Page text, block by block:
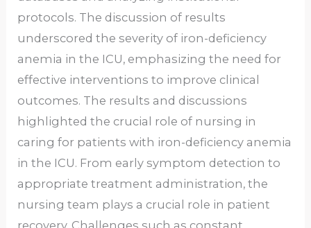
protocols. The discussion of results
underscored the severity of iron-deficiency
anemia in the ICU, emphasizing the need for
effective interventions to improve clinical
outcomes. The results and discussions
highlighted the crucial role of nursing in
caring for patients with iron-deficiency anemia
in the ICU. From early symptom detection to
appropriate treatment administration, the
nursing team plays a crucial role in patient